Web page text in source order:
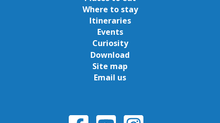
Where to stay
Itineraries
Events
Curiosity
Download
Site map
Email us